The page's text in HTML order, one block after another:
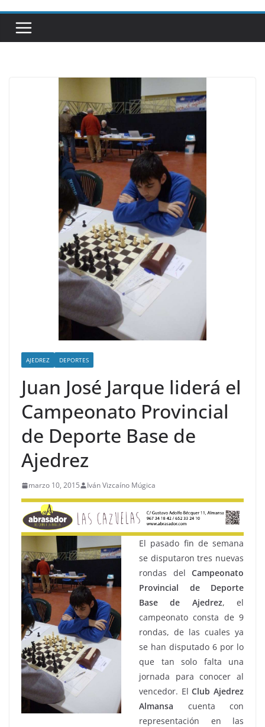
AJEDREZ DEPORTES
Juan José Jarque liderá el
Campeonato Provincial
de Deporte Base de
Ajedrez
marzo 10, 2015 Iván Vizcaíno Múgica
El pasado fin de semana
se disputaron tres nuevas
rondas del Campeonato
Provincial de Deporte
Base de Ajedrez, el
campeonato consta de 9
rondas, de las cuales ya
se han disputado 6 por lo
que tan solo falta una
jornada para conocer al
vencedor. ElClub Ajedrez
Almansa cuenta con
representación en las